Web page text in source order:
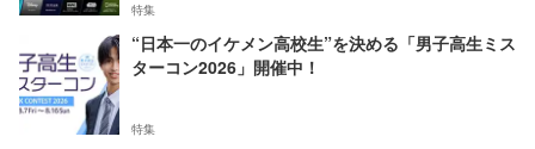
特集
“日本一のイケメン高校生”を決める「男子高生ミス
ターコン2026」開催中！
特集